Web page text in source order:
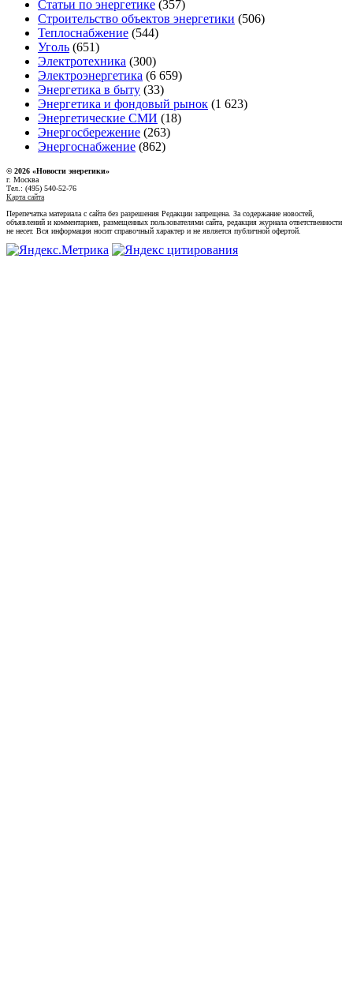
Статьи по энергетике (357)
Строительство объектов энергетики (506)
Теплоснабжение (544)
Уголь (651)
Электротехника (300)
Электроэнергетика (6 659)
Энергетика в быту (33)
Энергетика и фондовый рынок (1 623)
Энергетические СМИ (18)
Энергосбережение (263)
Энергоснабжение (862)
© 2026 «Новости энеретики»
г. Москва
Тел.: (495) 540-52-76
Карта сайта
Перепечатка материала с сайта без разрешения Редакции запрещена. За содержание новостей,
объявлений и комментариев, размещенных пользователями сайта, редакция журнала ответственности
не несет. Вся информация носит справочный характер и не является публичной офертой.